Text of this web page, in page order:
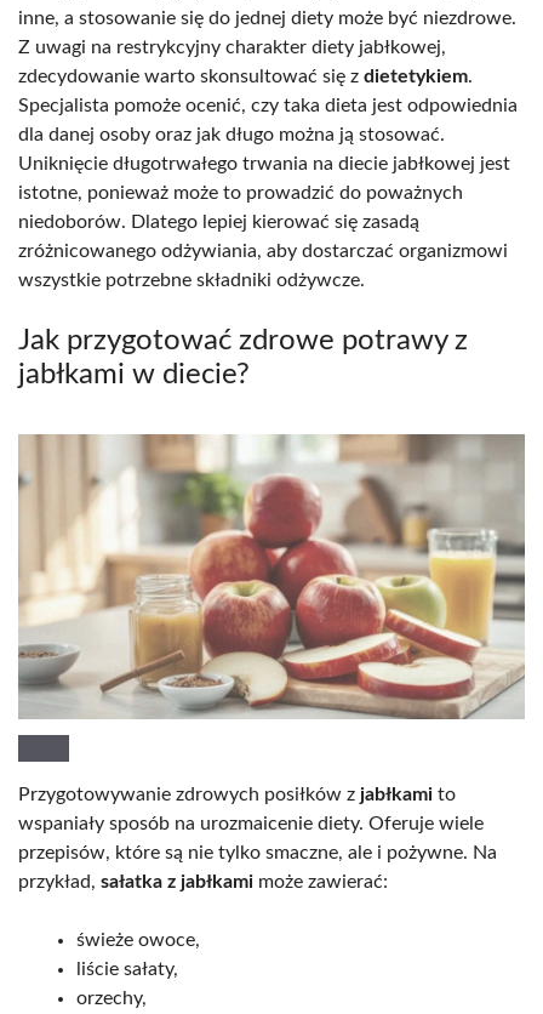
inne, a stosowanie się do jednej diety może być niezdrowe.
Z uwagi na restrykcyjny charakter diety jabłkowej,
zdecydowanie warto skonsultować się z dietetykiem.
Specjalista pomoże ocenić, czy taka dieta jest odpowiednia
dla danej osoby oraz jak długo można ją stosować.
Uniknięcie długotrwałego trwania na diecie jabłkowej jest
istotne, ponieważ może to prowadzić do poważnych
niedoborów. Dlatego lepiej kierować się zasadą
zróżnicowanego odżywiania, aby dostarczać organizmowi
wszystkie potrzebne składniki odżywcze.
Jak przygotować zdrowe potrawy z
jabłkami w diecie?
Przygotowywanie zdrowych posiłków z jabłkami to
wspaniały sposób na urozmaicenie diety. Oferuje wiele
przepisów, które są nie tylko smaczne, ale i pożywne. Na
przykład, sałatka z jabłkami może zawierać:
świeże owoce,
liście sałaty,
orzechy,